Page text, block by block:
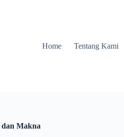
Home Tentang Kami
Makna